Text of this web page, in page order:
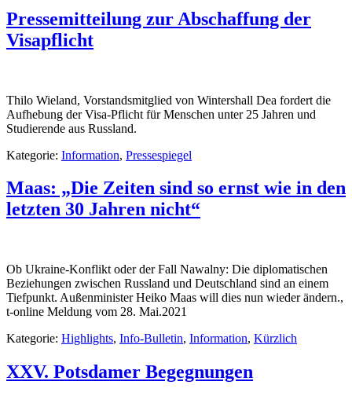
Pressemitteilung zur Abschaffung der
Visapflicht
Thilo Wieland, Vorstandsmitglied von Wintershall Dea fordert die
Aufhebung der Visa-Pflicht für Menschen unter 25 Jahren und
Studierende aus Russland.
Kategorie: Information, Pressespiegel
Maas: „Die Zeiten sind so ernst wie in den
letzten 30 Jahren nicht“
Ob Ukraine-Konflikt oder der Fall Nawalny: Die diplomatischen
Beziehungen zwischen Russland und Deutschland sind an einem
Tiefpunkt. Außenminister Heiko Maas will dies nun wieder ändern.,
t-online Meldung vom 28. Mai.2021
Kategorie: Highlights, Info-Bulletin, Information, Kürzlich
XXV. Potsdamer Begegnungen